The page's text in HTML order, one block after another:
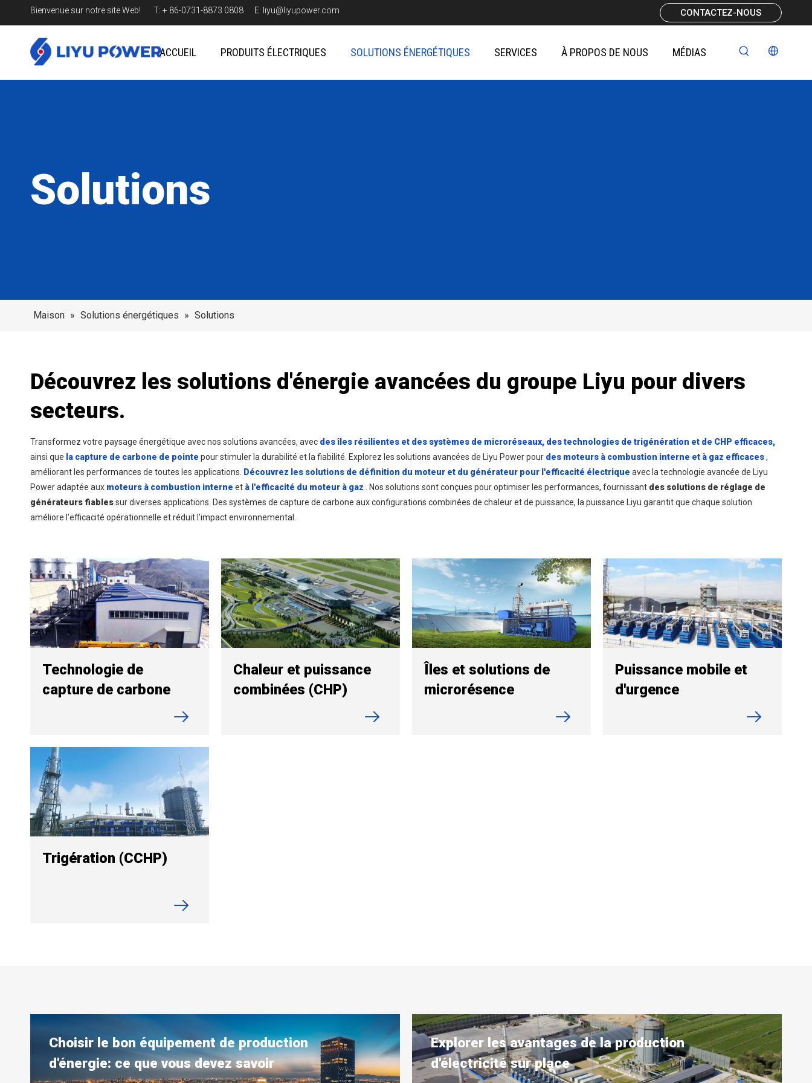
Bienvenue sur notre site Web! T: + 86-0731-8873 0808 E: liyu@liyupower.com CONTACTEZ-NOUS
ACCUEIL PRODUITS ÉLECTRIQUES SOLUTIONS ÉNERGÉTIQUES SERVICES À PROPOS DE NOUS MÉDIAS
Solutions
Maison » Solutions énergétiques » Solutions
Découvrez les solutions d'énergie avancées du groupe Liyu pour divers
secteurs.
Transformez votre paysage énergétique avec nos solutions avancées, avec des îles résilientes et des systèmes de microréseaux, des technologies de trigénération et de CHP efficaces,
ainsi que la capture de carbone de pointe pour stimuler la durabilité et la fiabilité. Explorez les solutions avancées de Liyu Power pour des moteurs à combustion interne et à gaz efficaces,
améliorant les performances de toutes les applications.
Découvrez les solutions de définition du moteur et du générateur pour l'efficacité électrique avec la technologie avancée de Liyu
Power adaptée aux moteurs à combustion interne et à l'efficacité du moteur à gaz . Nos solutions sont conçues pour optimiser les performances, fournissant des solutions de réglage de
générateurs fiablessur diverses applications. Des systèmes de capture de carbone aux configurations combinées de chaleur et de puissance, la puissance Liyu garantit que chaque solution
améliore l'efficacité opérationnelle et réduit l'impact environnemental.
Technologie de
capture de carbone
Chaleur et puissance
combinées (CHP)
Îles et solutions de
microrésence
Puissance mobile et
d'urgence
Trigération (CCHP)
Choisir le bon équipement de production
d'énergie: ce que vous devez savoir
Explorer les avantages de la production
d'électricité sur place